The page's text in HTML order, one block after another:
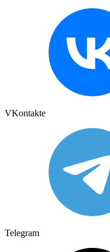
VKontakte
Telegram